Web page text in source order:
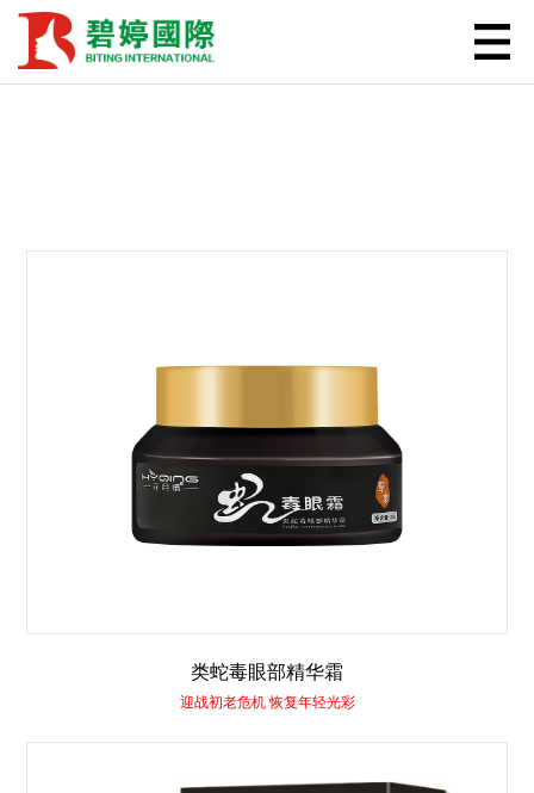
类蛇毒眼部精华霜
迎战初老危机 恢复年轻光彩